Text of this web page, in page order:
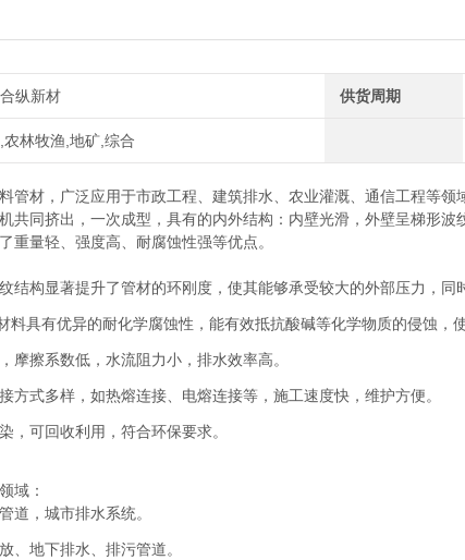
纵新材 供货周期
农林牧渔,地矿,综合
管材，广泛应用于市政工程、建筑排水、农业灌溉、通信工程等领
共同挤出，一次成型，具有的内外结构：内壁光滑，外壁呈梯形
重量轻、强度高、耐腐蚀性强等优点。
结构显著提升了管材的环刚度，使其能够承受较大的外部压力，同
料具有优异的耐化学腐蚀性，能有效抵抗酸碱等化学物质的侵蚀，
摩擦系数低，水流阻力小，排水效率高。
方式多样，如热熔连接、电熔连接等，施工速度快，维护方便。
，可回收利用，符合环保要求。
域：
道，城市排水系统。
、地下排水、排污管道。